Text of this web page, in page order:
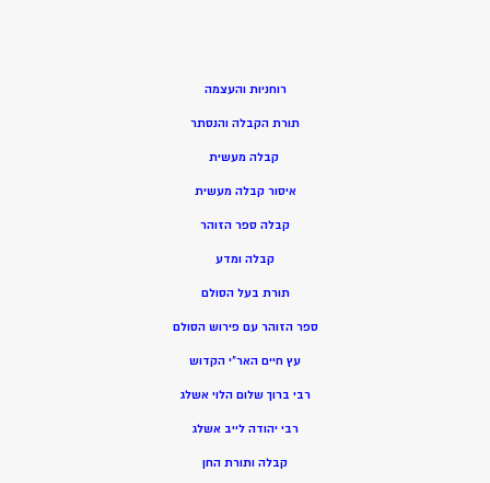
רוחניות והעצמה
תורת הקבלה והנסתר
קבלה מעשית
איסור קבלה מעשית
קבלה ספר הזוהר
קבלה ומדע
תורת בעל הסולם
ספר הזוהר עם פירוש הסולם
עץ חיים האר”י הקדוש
רבי ברוך שלום הלוי אשלג
רבי יהודה לייב אשלג
קבלה ותורת החן